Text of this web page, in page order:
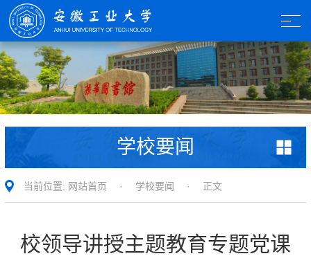
学校要闻
当前位置: 网站首页 · 学校要闻 · 正文
校领导讲授主题教育专题党课